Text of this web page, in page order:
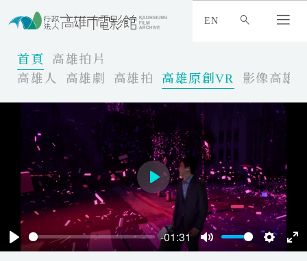
EN
首頁
高雄拍片
高雄人
高雄劇 高雄拍 高雄原創VR 影像高雄
P
-01:31
M
S
E
P
l
a
y